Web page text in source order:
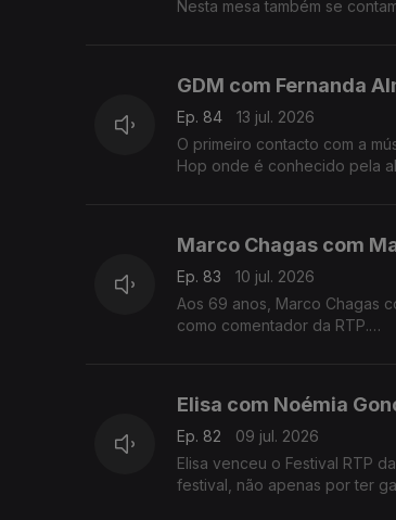
Nesta mesa também se
GDM com Fernanda
Ep. 84
13 jul. 2026
O primeiro contacto com a
Hop onde é conhecido pela
Marco Chagas com
Ep. 83
10 jul. 2026
Aos 69 anos, Marco Chagas
como comentador da RTP.
Elisa com Noémia
Ep. 82
09 jul. 2026
Elisa venceu o Festival RTP da
festival, não apenas por ter